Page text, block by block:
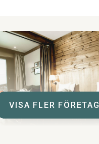
VISA FLER FÖRETAG
VISA FLER FÖRETAG
VISA FLER FÖRETAG
VISA FLER FÖRETAG
VISA FLER FÖRETAG
VISA FLER FÖRETAG
VISA FLER FÖRETAG
VISA FLER FÖRETAG
VISA FLER FÖRETAG
VISA FLER FÖRETAG
VISA FLER FÖRETAG
VISA FLER FÖRETAG
VISA FLER FÖRETAG